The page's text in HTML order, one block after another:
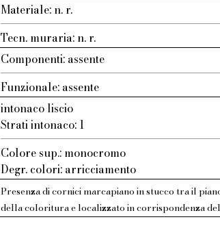
Materiale: n. r.
Tecn. muraria: n. r.
Componenti: assente
Funzionale: assente
intonaco liscio
Strati intonaco: 1
Colore sup.: monocromo
Degr. colori: arricciamento
Presenza di cornici marcapiano in stucco tra il
della coloritura e localizzato in corrispondenza del